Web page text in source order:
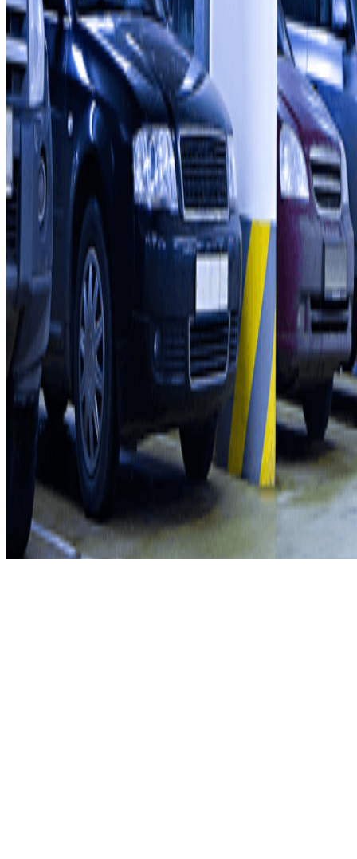
Over Parclick
Wie we zijn
Hoe het werkt
Onze parkeergarages
Zullen we samenwerken?
Professionals
Leverancier parkeren
Filialen
Contact
Neem contact met ons op
FAQ
Je kunt deze betaalmethoden gebruiken:
Servicevoorwaarden
Annuleringsvoorwaarden
Cookiebeleid
Cookies beheren
Privacybeleid
Whistleblowing
©2026 Parclick. All rights reserved